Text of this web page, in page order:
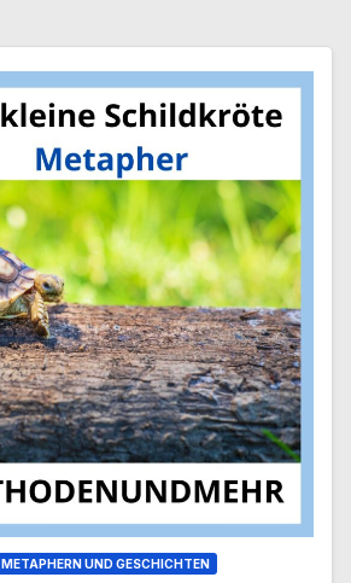
METAPHERN UND GESCHICHTEN